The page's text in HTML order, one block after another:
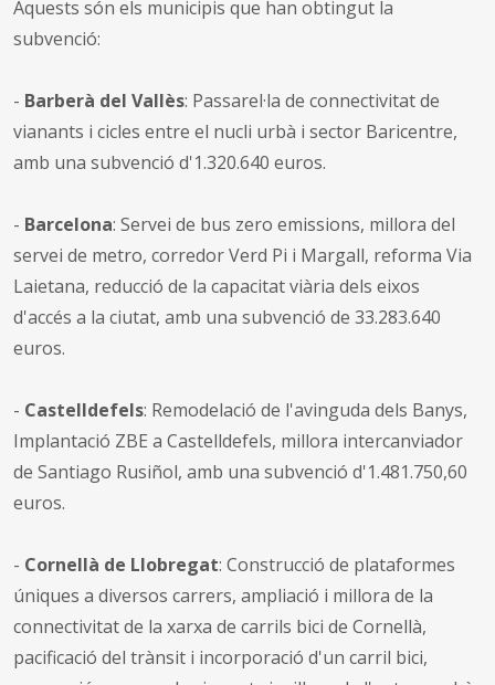
Aquests són els municipis que han obtingut la
subvenció:
- Barberà del Vallès: Passarel·la de connectivitat de
vianants i cicles entre el nucli urbà i sector Baricentre,
amb una subvenció d'1.320.640 euros.
- Barcelona: Servei de bus zero emissions, millora del
servei de metro, corredor Verd Pi i Margall, reforma Via
Laietana, reducció de la capacitat viària dels eixos
d'accés a la ciutat, amb una subvenció de 33.283.640
euros.
- Castelldefels: Remodelació de l'avinguda dels Banys,
Implantació ZBE a Castelldefels, millora intercanviador
de Santiago Rusiñol, amb una subvenció d'1.481.750,60
euros.
- Cornellà de Llobregat: Construcció de plataformes
úniques a diversos carrers, ampliació i millora de la
connectivitat de la xarxa de carrils bici de Cornellà,
pacificació del trànsit i incorporació d'un carril bici,